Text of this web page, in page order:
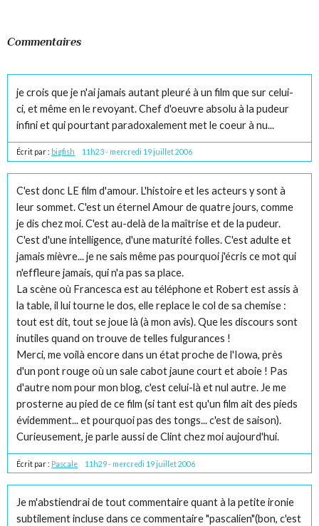
Commentaires
je crois que je n'ai jamais autant pleuré à un film que sur celui-
ci, et même en le revoyant. Chef d'oeuvre absolu à la pudeur
infini et qui pourtant paradoxalement met le coeur à nu...
Écrit par : bigfish 11h23- mercredi 19 juillet 2006
C'est donc LE film d'amour. L'histoire et les acteurs y sont à
leur sommet. C'est un éternel Amour de quatre jours, comme
je dis chez moi. C'est au-delà de la maîtrise et de la pudeur.
C'est d'une intelligence, d'une maturité folles. C'est adulte et
jamais mièvre... je ne sais même pas pourquoi j'écris ce mot qui
n'effleure jamais, qui n'a pas sa place.
La scène où Francesca est au téléphone et Robert est assis à
la table, il lui tourne le dos, elle replace le col de sa chemise :
tout est dit, tout se joue là (à mon avis). Que les discours sont
inutiles quand on trouve de telles fulgurances !
Merci, me voilà encore dans un état proche de l'Iowa, près
d'un pont rouge où un sale cabot jaune court et aboie ! Pas
d'autre nom pour mon blog, c'est celui-là et nul autre. Je me
prosterne au pied de ce film (si tant est qu'un film ait des pieds
évidemment... et pourquoi pas des tongs... c'est de saison).
Curieusement, je parle aussi de Clint chez moi aujourd'hui.
Écrit par : Pascale 11h29- mercredi 19 juillet 2006
Je m'abstiendrai de tout commentaire quant à la petite ironie
subtilement incluse dans ce commentaire "pascalien"(bon, c'est